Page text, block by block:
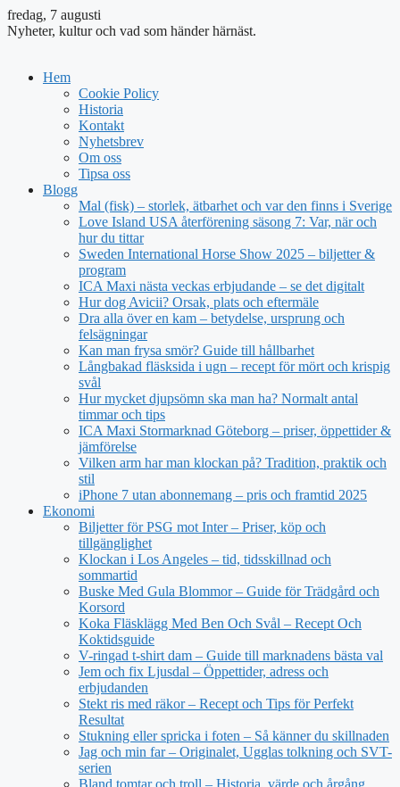
fredag, 7 augusti
Nyheter, kultur och vad som händer härnäst.
Hem
Cookie Policy
Historia
Kontakt
Nyhetsbrev
Om oss
Tipsa oss
Blogg
Mal (fisk) – storlek, ätbarhet och var den finns i Sverige
Love Island USA återförening säsong 7: Var, när och
hur du tittar
Sweden International Horse Show 2025 – biljetter &
program
ICA Maxi nästa veckas erbjudande – se det digitalt
Hur dog Avicii? Orsak, plats och eftermäle
Dra alla över en kam – betydelse, ursprung och
felsägningar
Kan man frysa smör? Guide till hållbarhet
Långbakad fläsksida i ugn – recept för mört och krispig
svål
Hur mycket djupsömn ska man ha? Normalt antal
timmar och tips
ICA Maxi Stormarknad Göteborg – priser, öppettider &
jämförelse
Vilken arm har man klockan på? Tradition, praktik och
stil
iPhone 7 utan abonnemang – pris och framtid 2025
Ekonomi
Biljetter för PSG mot Inter – Priser, köp och
tillgänglighet
Klockan i Los Angeles – tid, tidsskillnad och
sommartid
Buske Med Gula Blommor – Guide för Trädgård och
Korsord
Koka Fläsklägg Med Ben Och Svål – Recept Och
Koktidsguide
V-ringad t-shirt dam – Guide till marknadens bästa val
Jem och fix Ljusdal – Öppettider, adress och
erbjudanden
Stekt ris med räkor – Recept och Tips för Perfekt
Resultat
Stukning eller spricka i foten – Så känner du skillnaden
Jag och min far – Originalet, Ugglas tolkning och SVT-
serien
Bland tomtar och troll – Historia, värde och årgång